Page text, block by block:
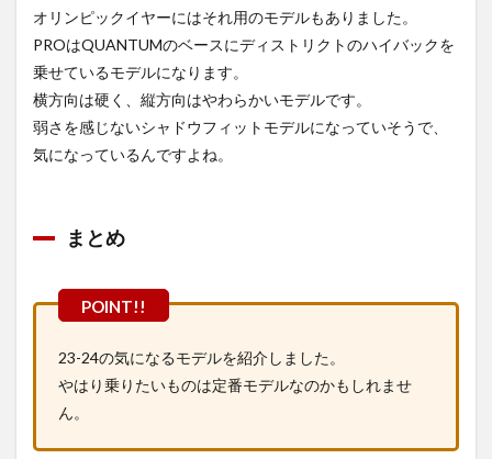
オリンピックイヤーにはそれ用のモデルもありました。
PROはQUANTUMのベースにディストリクトのハイバックを
乗せているモデルになります。
横方向は硬く、縦方向はやわらかいモデルです。
弱さを感じないシャドウフィットモデルになっていそうで、
気になっているんですよね。
まとめ
23-24の気になるモデルを紹介しました。
やはり乗りたいものは定番モデルなのかもしれませ
ん。